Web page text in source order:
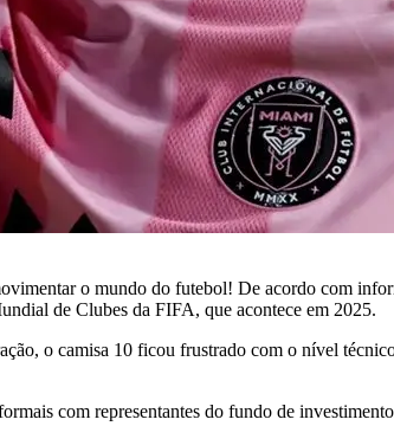
o mundo do futebol! De acordo com
de Clubes da FIFA, que acontece em 2025.
o camisa 10 ficou frustrado com o nível
com representantes do fundo de